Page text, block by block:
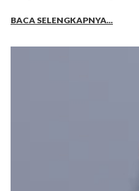
BACA SELENGKAPNYA...